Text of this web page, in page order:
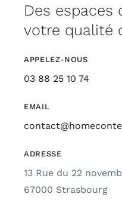
Des espaces
votre qualité
APPELEZ-NOUS
03 88 25 10 74
EMAIL
ADRESSE
13 Rue du 22
67000 Strasbourg